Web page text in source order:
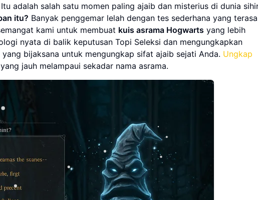
adalah salah satu momen paling ajaib dan misterius di dunia
itu? Banyak penggemar lelah dengan tes sederhana yang
kami untuk membuat kuis asrama Hogwarts yang lebih
nyata di balik keputusan Topi Seleksi dan mengungkapkan
bijaksana untuk mengungkap sifat ajaib sejati Anda. Ungkap
jauh melampaui sekadar nama asrama.